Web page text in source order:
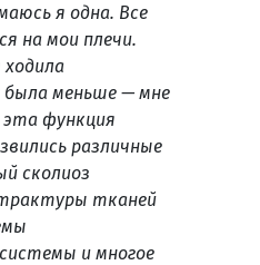
я одна. Все
на мои плечи.
ходила
меньше — мне
функция
различные
сколиоз
тканей
и многое